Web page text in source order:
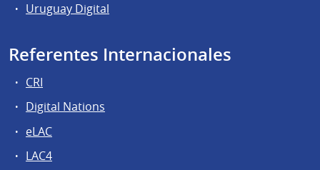
Uruguay Digital
Referentes Internacionales
CRI
Digital Nations
eLAC
LAC4